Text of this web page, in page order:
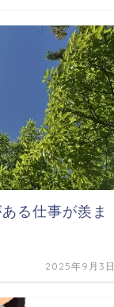
る仕事が羨ま
2025年9月3日